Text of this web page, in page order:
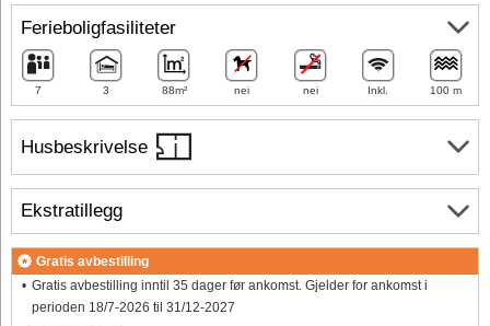
Husbeskrivelse
Ferieboligfasiliteter
7 3 88m² nei nei Inkl. 100 m
Ekstratillegg
Gratis avbestilling
Gratis avbestilling inntil 35 dager før ankomst. Gjelder for ankomst i
perioden 18/7-2026 til 31/12-2027